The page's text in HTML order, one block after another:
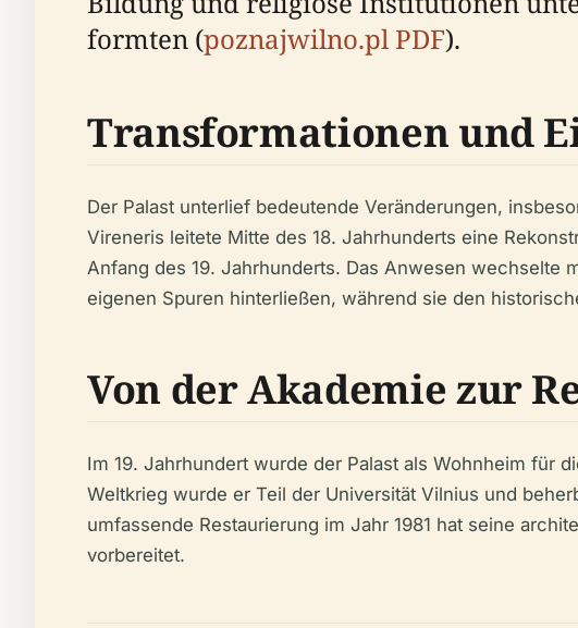
formten (poznajwilno.pl PDF).
Transformationen und
Der Palast unterlief bedeutende Veränderungen,
Vireneris leitete Mitte des 18. Jahrhunderts eine
Anfang des 19. Jahrhunderts. Das Anwesen wechselte
eigenen Spuren hinterließen, während sie den
Von der Akademie zur
Im 19. Jahrhundert wurde der Palast als Wohnheim für
Weltkrieg wurde er Teil der Universität Vilnius und
umfassende Restaurierung im Jahr 1981 hat seine
vorbereitet.